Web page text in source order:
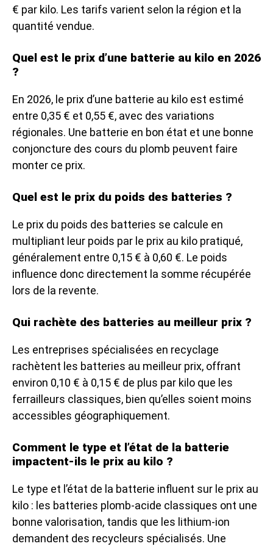
€ par kilo. Les tarifs varient selon la région et la
quantité vendue.
Quel est le prix d’une batterie au kilo en 2026
?
En 2026, le prix d’une batterie au kilo est estimé
entre 0,35 € et 0,55 €, avec des variations
régionales. Une batterie en bon état et une bonne
conjoncture des cours du plomb peuvent faire
monter ce prix.
Quel est le prix du poids des batteries ?
Le prix du poids des batteries se calcule en
multipliant leur poids par le prix au kilo pratiqué,
généralement entre 0,15 € à 0,60 €. Le poids
influence donc directement la somme récupérée
lors de la revente.
Qui rachète des batteries au meilleur prix ?
Les entreprises spécialisées en recyclage
rachètent les batteries au meilleur prix, offrant
environ 0,10 € à 0,15 € de plus par kilo que les
ferrailleurs classiques, bien qu’elles soient moins
accessibles géographiquement.
Comment le type et l’état de la batterie
impactent-ils le prix au kilo ?
Le type et l’état de la batterie influent sur le prix au
kilo : les batteries plomb-acide classiques ont une
bonne valorisation, tandis que les lithium-ion
demandent des recycleurs spécialisés. Une